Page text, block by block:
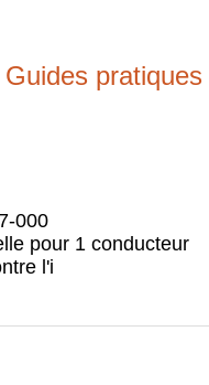
Guides pratiques
000
pour 1 conducteur
l'i